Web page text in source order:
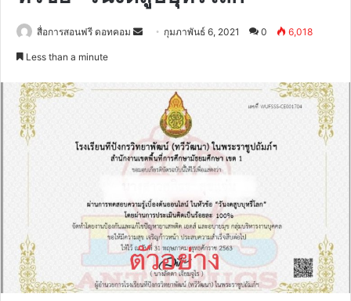
สื่อการสอนฟรี ดอทคอม
Send กุมภาพันธ์ 6, 2021 0 6,018
Less than a minute